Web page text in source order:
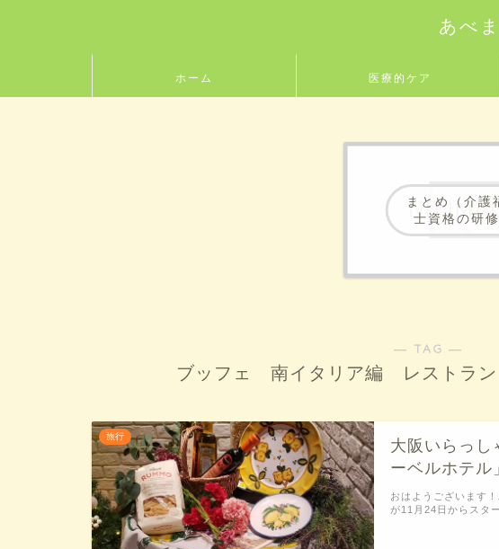
あべ
ホーム 医療的ケア
まとめ（介護
士資格の研修
― TAG ―
ブッフェ 南イタリア編 レストラ
旅行
大阪いらっし
ーベルホテル
おはようございます
が11月24日からスタ